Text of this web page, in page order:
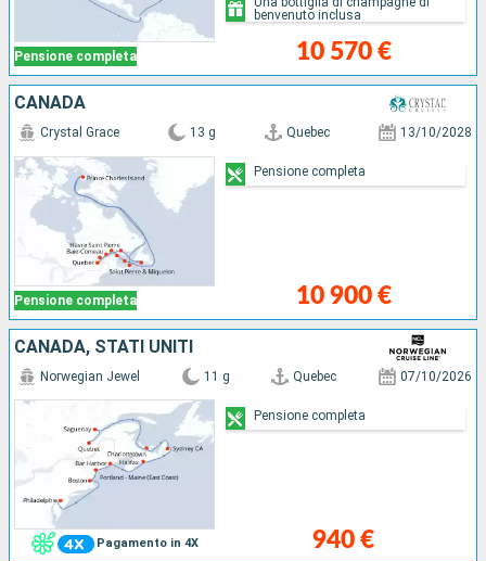
Pensione completa 10 570 €
benvenuto inclusa
CANADA
Pensione completa
Crystal Grace 13 g Quebec 13/10/2028
10 900 €
Pensione completa
CANADA, STATI UNITI
Pagamento in 4X
Norwegian Jewel 11 g Quebec 07/10/2026
940 €
Pensione completa